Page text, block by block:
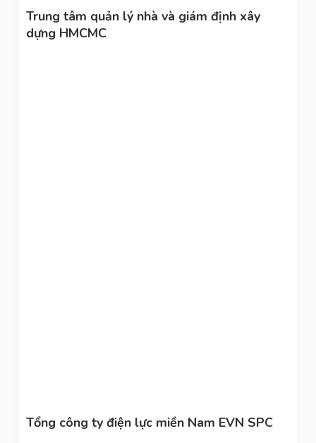
Trung tâm quản lý nhà và giám định xây
dựng HMCMC
Tổng công ty điện lực miền Nam EVN SPC